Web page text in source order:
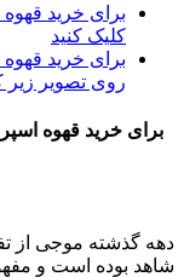
کلیک کنید
روی تصویر زیر
دهه گذشته موجی از
شاهد بوده است و